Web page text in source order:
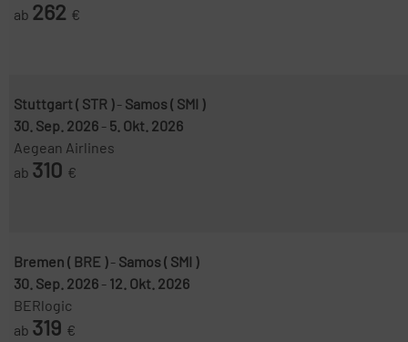
ab 262 €
Stuttgart ( STR )- Samos ( SMI )
30. Sep. 2026 - 5. Okt. 2026
Aegean Airlines
ab 310 €
Bremen ( BRE )- Samos ( SMI )
30. Sep. 2026 - 12. Okt. 2026
BERlogic
ab 319 €